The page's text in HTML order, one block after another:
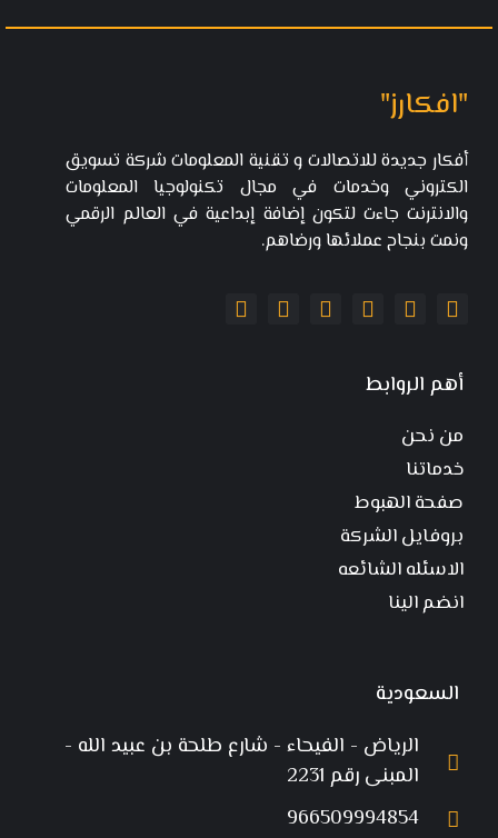
"افكارز"
أفكار جديدة للاتصالات و تقنية المعلومات شركة تسويق
الكتروني وخدمات في مجال تكنولوجيا المعلومات
والانترنت جاءت لتكون إضافة إبداعية في العالم الرقمي
ونمت بنجاح عملائها ورضاهم.
أهم الروابط
من نحن
خدماتنا
صفحة الهبوط
بروفايل الشركة
الاسئله الشائعه
انضم الينا
السعودية
الرياض - الفيحاء - شارع طلحة بن عبيد الله -
المبنى رقم 2231
966509994854